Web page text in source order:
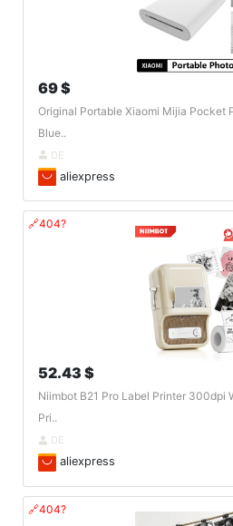
69 $
Original Portable Xiaomi Mijia Pocket
Blue..
DE
aliexpress
🔗404?
52.43 $
Niimbot B21 Pro Label Printer 300dpi
Pri..
DE
aliexpress
🔗404?